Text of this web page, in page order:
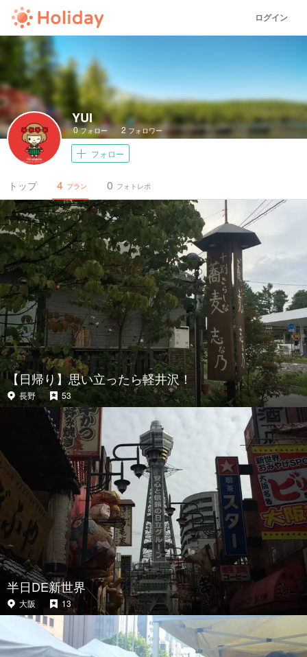
ログイン
YUI
0フォロー 2 フォロワー
フォロー
トップ プラン
4 フォトレポ
0
【日帰り】思い立ったら軽井沢！
長野 53
半日DE新世界
大阪 13